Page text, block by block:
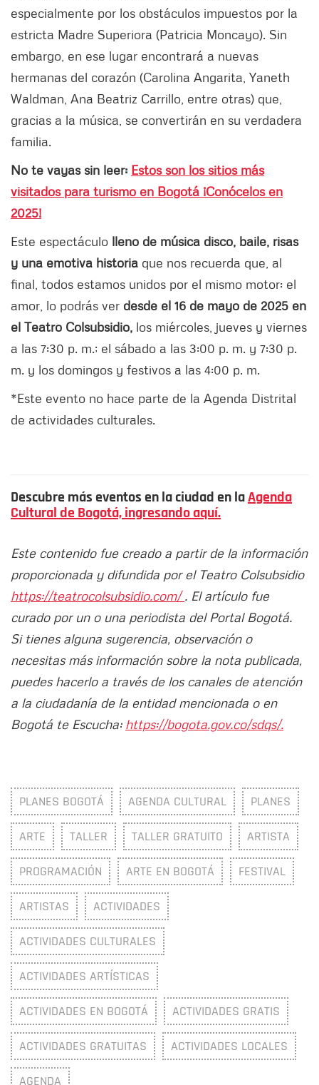
especialmente por los obstáculos impuestos por la
estricta Madre Superiora (Patricia Moncayo). Sin
embargo, en ese lugar encontrará a nuevas
hermanas del corazón (Carolina Angarita, Yaneth
Waldman, Ana Beatriz Carrillo, entre otras) que,
gracias a la música, se convertirán en su verdadera
familia.
No te vayas sin leer: Estos son los sitios más
visitados para turismo en Bogotá ¡Conócelos en
2025!
Este espectáculo lleno de música disco, baile, risas
y una emotiva historia que nos recuerda que, al
final, todos estamos unidos por el mismo motor: el
amor, lo podrás ver desde el 16 de mayo de 2025 en
el Teatro Colsubsidio, los miércoles, jueves y viernes
a las 7:30 p. m.; el sábado a las 3:00 p. m. y 7:30 p.
m. y los domingos y festivos a las 4:00 p. m.
*Este evento no hace parte de la Agenda Distrital
de actividades culturales.
Descubre más eventos en la ciudad en laAgenda
Cultural de Bogotá, ingresando aquí.
Este contenido fue creado a partir de la información
proporcionada y difundida por el Teatro Colsubsidio
https://teatrocolsubsidio.com/. El artículo fue
curado por un o una periodista del Portal Bogotá.
Si tienes alguna sugerencia, observación o
necesitas más información sobre la nota publicada,
puedes hacerlo a través de los canales de atención
a la ciudadanía de la entidad mencionada o en
Bogotá te Escucha: https://bogota.gov.co/sdqs/.
PLANES BOGOTÁ AGENDA CULTURAL PLANES
ARTE TALLER TALLER GRATUITO ARTISTA
PROGRAMACIÓN ARTE EN BOGOTÁ FESTIVAL
ARTISTAS ACTIVIDADES
ACTIVIDADES CULTURALES
ACTIVIDADES ARTÍSTICAS
ACTIVIDADES EN BOGOTÁ ACTIVIDADES GRATIS
ACTIVIDADES GRATUITAS ACTIVIDADES LOCALES
AGENDA